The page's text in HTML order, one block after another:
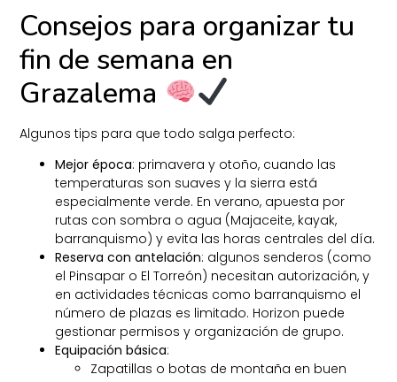
Consejos para organizar tu
fin de semana en
Grazalema
Algunos tips para que todo salga perfecto:
Mejor época: primavera y otoño, cuando las
temperaturas son suaves y la sierra está
especialmente verde. En verano, apuesta por
rutas con sombra o agua (Majaceite, kayak,
barranquismo) y evita las horas centrales del día.
Reserva con antelación: algunos senderos (como
el Pinsapar o El Torreón) necesitan autorización, y
en actividades técnicas como barranquismo el
número de plazas es limitado. Horizon puede
gestionar permisos y organización de grupo.
Equipación básica:
Zapatillas o botas de montaña en buen